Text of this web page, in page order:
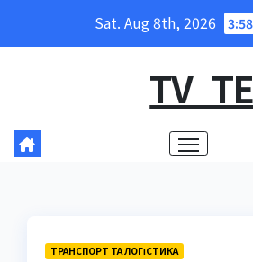
Sat. Aug 8th, 2026
TV_TE
ТРАНСПОРТ ТА ЛОГІСТИКА